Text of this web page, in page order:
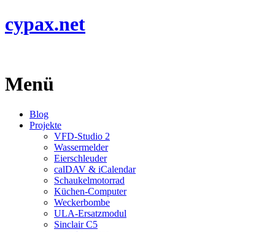
cypax.net
Menü
Blog
Projekte
VFD-Studio 2
Wassermelder
Eierschleuder
calDAV & iCalendar
Schaukelmotorrad
Küchen-Computer
Weckerbombe
ULA-Ersatzmodul
Sinclair C5